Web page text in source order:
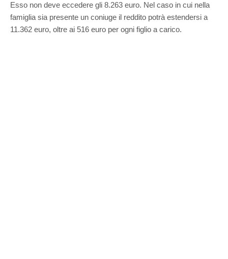
Esso non deve eccedere gli 8.263 euro. Nel caso in cui nella
famiglia sia presente un coniuge il reddito potrà estendersi a
11.362 euro, oltre ai 516 euro per ogni figlio a carico.